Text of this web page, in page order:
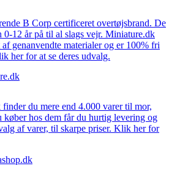
B Corp certificeret overtøjsbrand. De
12 år på til al slags vejr. Miniature.dk
genanvendte materialer og er 100% fri
her for at se deres udvalg.
du mere end 4.000 varer til mor,
køber hos dem får du hurtig levering og
af varer, til skarpe priser. Klik her for